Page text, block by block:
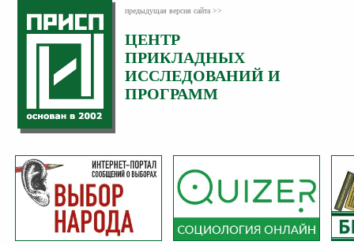
предыдущая версия сайта >>
ЦЕНТР
ПРИКЛАДНЫХ
ИССЛЕДОВАНИЙ И
ПРОГРАММ
Категория:
Комментарии